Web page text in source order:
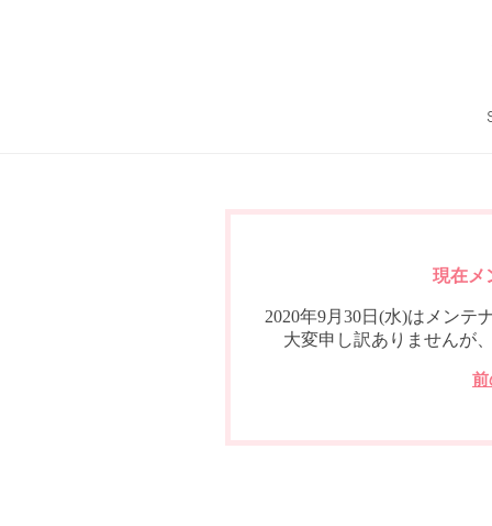
現在メ
2020年9月30日(水)はメンテ
大変申し訳ありませんが
前